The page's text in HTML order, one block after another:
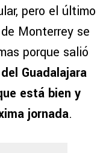
pero el último
Monterrey se
porque salió
Guadalajara
está bien y
jornada.